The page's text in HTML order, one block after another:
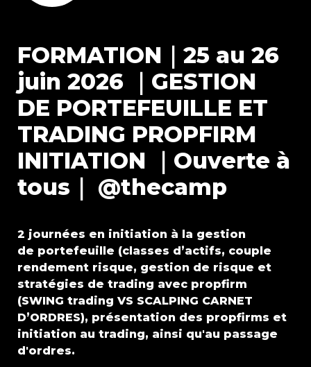
FORMATION｜25 au 26
juin 2026 ｜GESTION
DE PORTEFEUILLE ET
TRADING PROPFIRM
INITIATION ｜Ouverte à
tous｜ @thecamp
2 journées en initiation à la gestion
de portefeuille (classes d’actifs, couple
rendement risque, gestion de risque et
stratégies de trading avec propfirm
(SWING trading VS SCALPING CARNET
D’ORDRES), présentation des propfirms et
initiation au trading, ainsi qu'au passage
d'ordres.